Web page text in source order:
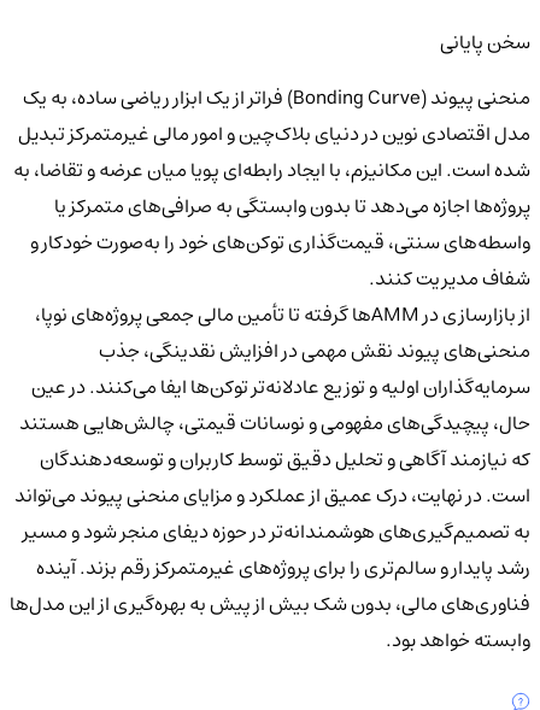
سخن پایانی
منحنی پیوند (Bonding Curve) فراتر از یک ابزار ریاضی ساده، به یک
مدل اقتصادی نوین در دنیای بلاک‌چین و امور مالی غیرمتمرکز تبدیل
شده است. این مکانیزم، با ایجاد رابطه‌ای پویا میان عرضه و تقاضا، به
پروژه‌ها اجازه می‌دهد تا بدون وابستگی به صرافی‌های متمرکز یا
واسطه‌های سنتی، قیمت‌گذاری توکن‌های خود را به‌صورت خودکار و
شفاف مدیریت کنند.
از بازارسازی در AMMها گرفته تا تأمین مالی جمعی پروژه‌های نوپا،
منحنی‌های پیوند نقش مهمی در افزایش نقدینگی، جذب
سرمایه‌گذاران اولیه و توزیع عادلانه‌تر توکن‌ها ایفا می‌کنند. در عین
حال، پیچیدگی‌های مفهومی و نوسانات قیمتی، چالش‌هایی هستند
که نیازمند آگاهی و تحلیل دقیق توسط کاربران و توسعه‌دهندگان
است.در نهایت، درک عمیق از عملکرد و مزایای منحنی پیوند می‌تواند
به تصمیم‌گیری‌های هوشمندانه‌تر در حوزه دیفای منجر شود و مسیر
رشد پایدار و سالم‌تری را برای پروژه‌های غیرمتمرکز رقم بزند. آینده
فناوری‌های مالی، بدون شک بیش از پیش به بهره‌گیری از این مدل‌ها
وابسته خواهد بود.